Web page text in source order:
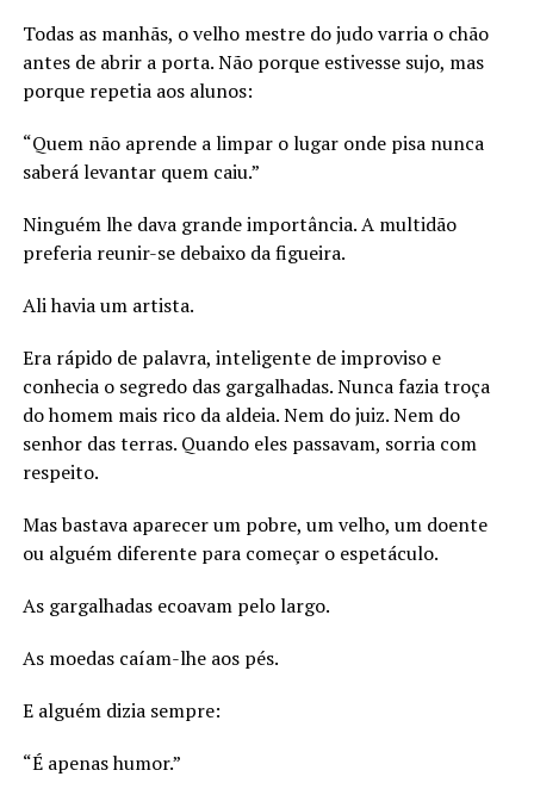
Todas as manhãs, o velho mestre do judo varria o chão
antes de abrir a porta. Não porque estivesse sujo, mas
porque repetia aos alunos:
“Quem não aprende a limpar o lugar onde pisa nunca
saberá levantar quem caiu.”
Ninguém lhe dava grande importância. A multidão
preferia reunir-se debaixo da figueira.
Ali havia um artista.
Era rápido de palavra, inteligente de improviso e
conhecia o segredo das gargalhadas. Nunca fazia troça
do homem mais rico da aldeia. Nem do juiz. Nem do
senhor das terras. Quando eles passavam, sorria com
respeito.
Mas bastava aparecer um pobre, um velho, um doente
ou alguém diferente para começar o espetáculo.
As gargalhadas ecoavam pelo largo.
As moedas caíam-lhe aos pés.
E alguém dizia sempre:
“É apenas humor.”